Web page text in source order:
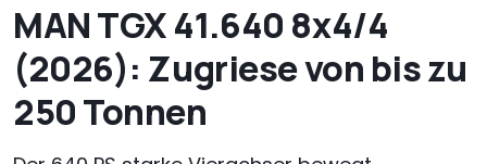
MAN TGX 41.640 8x4/4
(2026): Zugriese von bis zu
250 Tonnen